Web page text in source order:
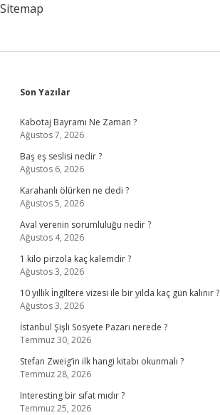
Sitemap
Sidebar
Son Yazılar
Kabotaj Bayramı Ne Zaman ?
Ağustos 7, 2026
Baş eş seslisi nedir ?
Ağustos 6, 2026
Karahanlı ölürken ne dedi ?
Ağustos 5, 2026
Aval verenin sorumluluğu nedir ?
Ağustos 4, 2026
1 kilo pirzola kaç kalemdir ?
Ağustos 3, 2026
10 yıllık İngiltere vizesi ile bir yılda kaç gün kalınır ?
Ağustos 3, 2026
İstanbul Şişli Sosyete Pazarı nerede ?
Temmuz 30, 2026
Stefan Zweig’in ilk hangi kitabı okunmalı ?
Temmuz 28, 2026
Interesting bir sıfat mıdır ?
Temmuz 25, 2026